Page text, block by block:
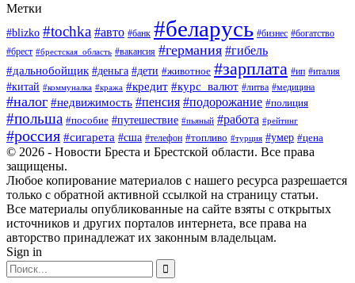
Метки
#blizko #tochka #авто #банк #беларусь #бизнес #богатство
#брест #брестская_область #вакансия #германия #гибель
#дальнобойщик #деньга #дети #животное #зарплата #ип #италия
#китай #коммуналка #кража #кредит #курс_валют #литва #медицина
#налог #недвижимость #пенсия #подорожание #полиция
#польша #пособие #путешествие #пьяный #работа #рейтинг
#россия #сигарета #сша #телефон #топливо #турция #умер #цена
© 2026 - Новости Бреста и Брестской области. Все права
защищены.
Любое копирование материалов с нашего ресурса разрешается
только с обратной активной ссылкой на страницу статьи.
Все материалы опубликованные на сайте взяты с открытых
источников и других порталов интернета, все права на
авторство принадлежат их законным владельцам.
Sign in